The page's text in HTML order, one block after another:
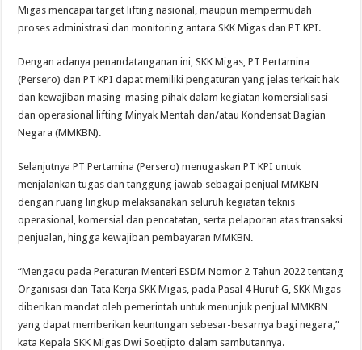
Migas mencapai target lifting nasional, maupun mempermudah
proses administrasi dan monitoring antara SKK Migas dan PT KPI.
Dengan adanya penandatanganan ini, SKK Migas, PT Pertamina
(Persero) dan PT KPI dapat memiliki pengaturan yang jelas terkait hak
dan kewajiban masing-masing pihak dalam kegiatan komersialisasi
dan operasional lifting Minyak Mentah dan/atau Kondensat Bagian
Negara (MMKBN).
Selanjutnya PT Pertamina (Persero) menugaskan PT KPI untuk
menjalankan tugas dan tanggung jawab sebagai penjual MMKBN
dengan ruang lingkup melaksanakan seluruh kegiatan teknis
operasional, komersial dan pencatatan, serta pelaporan atas transaksi
penjualan, hingga kewajiban pembayaran MMKBN.
“Mengacu pada Peraturan Menteri ESDM Nomor 2 Tahun 2022 tentang
Organisasi dan Tata Kerja SKK Migas, pada Pasal 4 Huruf G, SKK Migas
diberikan mandat oleh pemerintah untuk menunjuk penjual MMKBN
yang dapat memberikan keuntungan sebesar-besarnya bagi negara,”
kata Kepala SKK Migas Dwi Soetjipto dalam sambutannya.